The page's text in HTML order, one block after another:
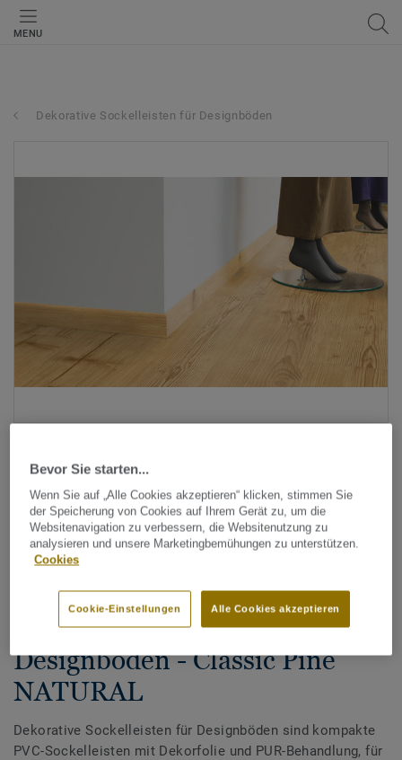
MENU
Dekorative Sockelleisten für Designböden
Alle Designs anzeigen (200)
Dekorative Sockelleisten für
Designböden - Classic Pine
NATURAL
Dekorative Sockelleisten für Designböden sind kompakte
PVC-Sockelleisten mit Dekorfolie und PUR-Behandlung, für
Bevor Sie starten...
Wenn Sie auf „Alle Cookies akzeptieren“ klicken, stimmen Sie
der Speicherung von Cookies auf Ihrem Gerät zu, um die
Websitenavigation zu verbessern, die Websitenutzung zu
analysieren und unsere Marketingbemühungen zu unterstützen.
Cookies
Alle Cookies akzeptieren
Cookie-Einstellungen